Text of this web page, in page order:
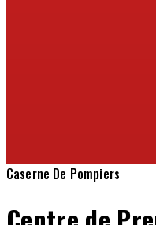
Caserne De Pompiers